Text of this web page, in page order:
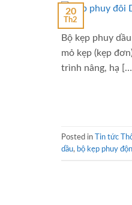
20
Th2
Bộ kẹp phuy
mỏ kẹp (kẹp
trình nâng, hạ […]
Posted in Tin tức
dầu, bộ kẹp phuy